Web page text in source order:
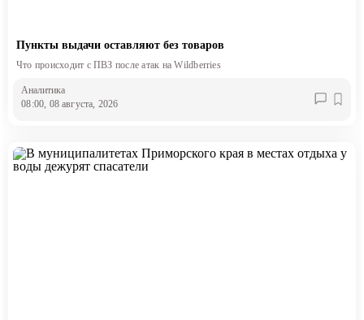
Пункты выдачи оставляют без товаров
Что происходит с ПВЗ после атак на Wildberries
Аналитика
08:00, 08 августа, 2026